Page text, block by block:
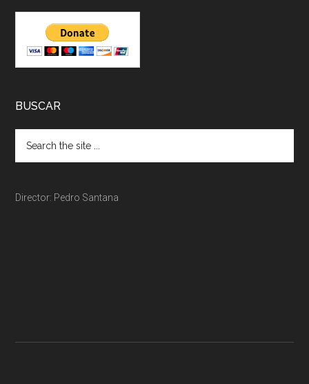
BUSCAR
Director: Pedro Santana